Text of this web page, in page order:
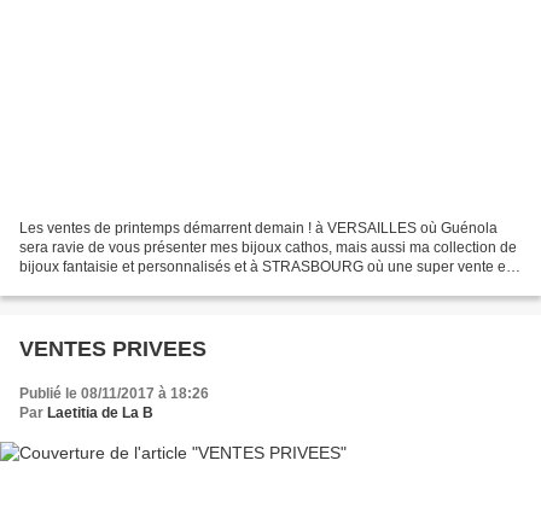
Les ventes de printemps démarrent demain ! à VERSAILLES où Guénola
sera ravie de vous présenter mes bijoux cathos, mais aussi ma collection de
bijoux fantaisie et personnalisés et à STRASBOURG où une super vente est
VENTES PRIVEES
Publié le 08/11/2017 à 18:26
Par Laetitia de La B